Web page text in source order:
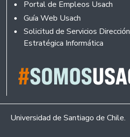
Portal de Empleos Usach
Guía Web Usach
Solicitud de Servicios Dirección
Estratégica Informática
Universidad de Santiago de Chile.